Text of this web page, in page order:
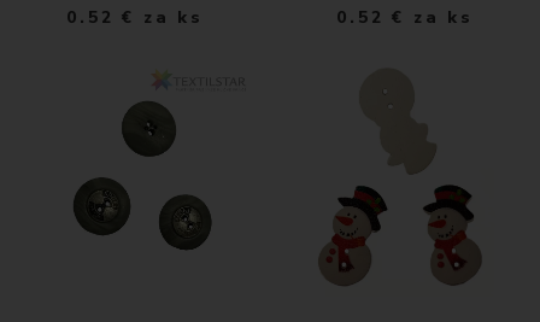
0.52 € za ks 0.52 € za ks